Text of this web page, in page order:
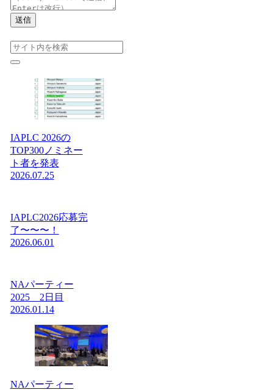
送信
IAPLC 2026の
TOP300ノミネー
ト者を発表
2026.07.25
IAPLC2026応募完
了〜〜〜！
2026.06.01
NAパーティー
2025 2日目
2026.01.14
NAパーティー